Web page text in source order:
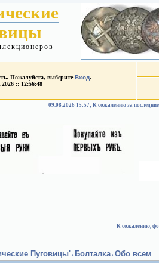
Пожалуйста, выберитеВход.
:: 12:56:48
09.08.2026 15:57; К сожалению за
К сожалению,
Пуговицы' › Болталка› Обо всем